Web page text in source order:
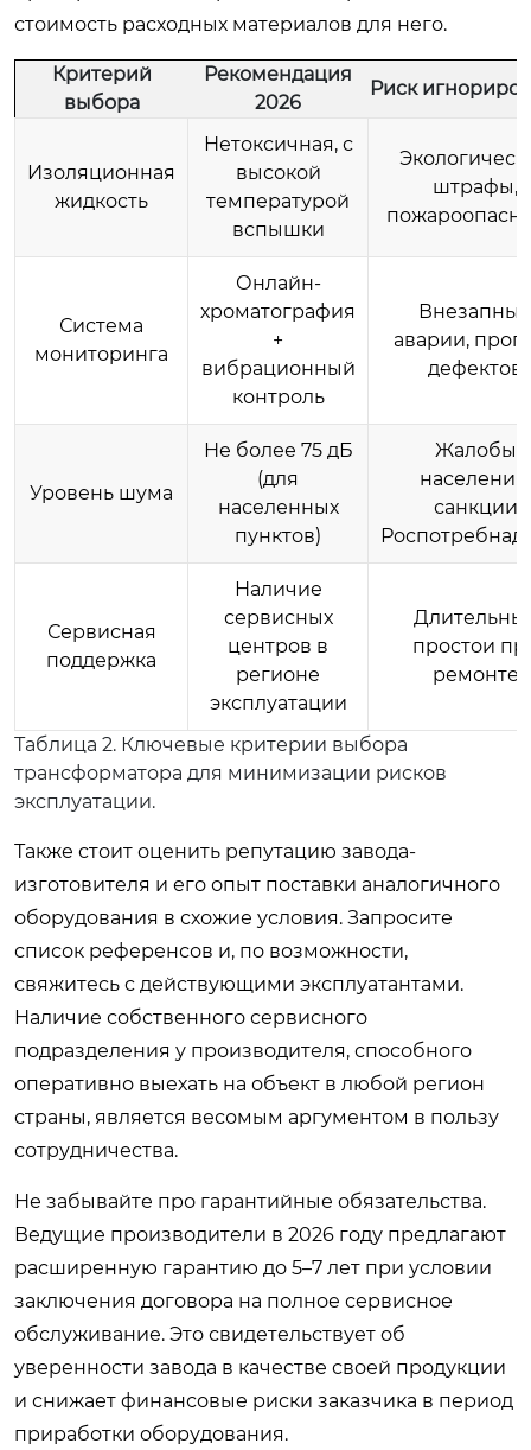
стоимость расходных материалов для него.
Критерий
выбора
Рекомендация
2026
Риск
Изоляционная
жидкость
Нетоксичная, с
высокой
температурой
вспышки
штрафы,
Система
мониторинга
Онлайн-
хроматография
+
вибрационный
контроль
Внезапные
аварии,
дефектов
Уровень шума
Не более 75 дБ
(для
населенных
пунктов)
Жалобы
населения,
санкции
Сервисная
поддержка
Наличие
сервисных
центров в
регионе
эксплуатации
простои
ремонте
Таблица 2. Ключевые критерии выбора
трансформатора для минимизации рисков
эксплуатации.
Также стоит оценить репутацию завода-
изготовителя и его опыт поставки аналогичного
оборудования в схожие условия. Запросите
список референсов и, по возможности,
свяжитесь с действующими эксплуатантами.
Наличие собственного сервисного
подразделения у производителя, способного
оперативно выехать на объект в любой регион
страны, является весомым аргументом в пользу
сотрудничества.
Не забывайте про гарантийные обязательства.
Ведущие производители в 2026 году предлагают
расширенную гарантию до 5–7 лет при условии
заключения договора на полное сервисное
обслуживание. Это свидетельствует об
уверенности завода в качестве своей продукции
и снижает финансовые риски заказчика в период
приработки оборудования.